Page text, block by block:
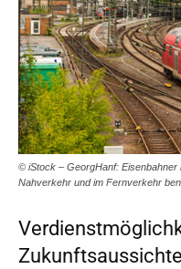
© iStock – Georg­Hanf: Eisen­bah­ner
Nah­ver­kehr und im Fern­ver­kehr